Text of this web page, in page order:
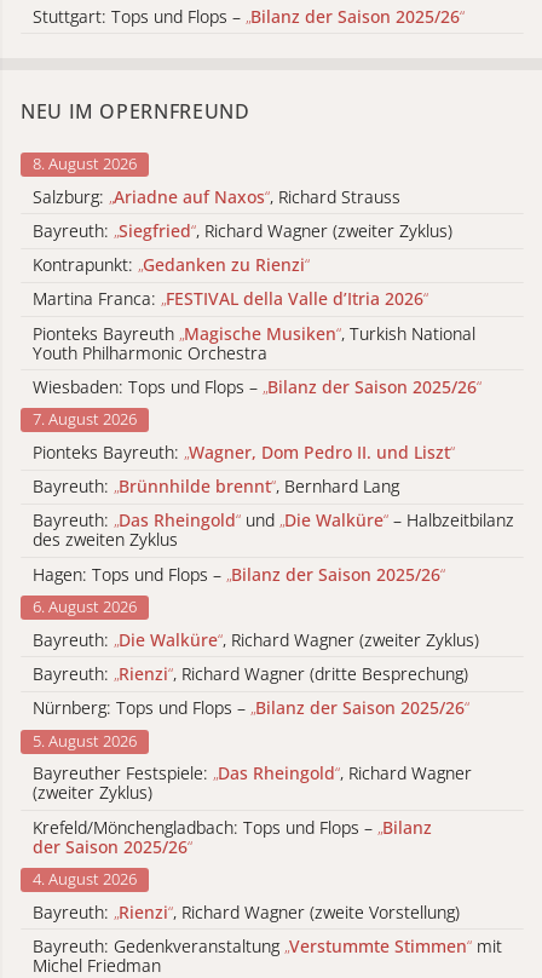
Stuttgart: Tops und Flops – „Bilanz der Saison 2025/26“
NEU IM OPERNFREUND
8. August 2026
Salzburg: „Ariadne auf Naxos“, Richard Strauss
Bayreuth: „Siegfried“, Richard Wagner (zweiter Zyklus)
Kontrapunkt: „Gedanken zu Rienzi“
Martina Franca: „FESTIVAL della Valle d’Itria 2026“
Pionteks Bayreuth „Magische Musiken“, Turkish National
Youth Philharmonic Orchestra
Wiesbaden: Tops und Flops – „Bilanz der Saison 2025/26“
7. August 2026
Pionteks Bayreuth: „Wagner, Dom Pedro II. und Liszt“
Bayreuth: „Brünnhilde brennt“, Bernhard Lang
Bayreuth: „Das Rheingold“ und „Die Walküre“ – Halbzeitbilanz
des zweiten Zyklus
Hagen: Tops und Flops – „Bilanz der Saison 2025/26“
6. August 2026
Bayreuth: „Die Walküre“, Richard Wagner (zweiter Zyklus)
Bayreuth: „Rienzi“, Richard Wagner (dritte Besprechung)
Nürnberg: Tops und Flops – „Bilanz der Saison 2025/26“
5. August 2026
Bayreuther Festspiele: „Das Rheingold“, Richard Wagner
(zweiter Zyklus)
Krefeld/Mönchengladbach: Tops und Flops – „Bilanz
der Saison 2025/26“
4. August 2026
Bayreuth: „Rienzi“, Richard Wagner (zweite Vorstellung)
Bayreuth: Gedenkveranstaltung „Verstummte Stimmen“ mit
Michel Friedman